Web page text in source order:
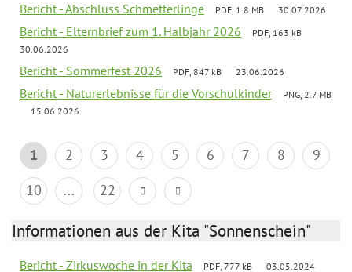
Bericht - Abschluss Schmetterlinge PDF, 1.8 MB 30.07.2026
Bericht - Elternbrief zum 1. Halbjahr 2026
PDF, 163 kB
30.06.2026
Bericht - Sommerfest 2026 PDF, 847 kB 23.06.2026
Bericht - Naturerlebnisse für die Vorschulkinder
PNG, 2.7 MB
15.06.2026
1 2 3 4 5 6 7 8
9
10
... 22
Informationen aus der Kita "Sonnenschein"
Bericht - Zirkuswoche in der Kita PDF, 777 kB 03.05.2024